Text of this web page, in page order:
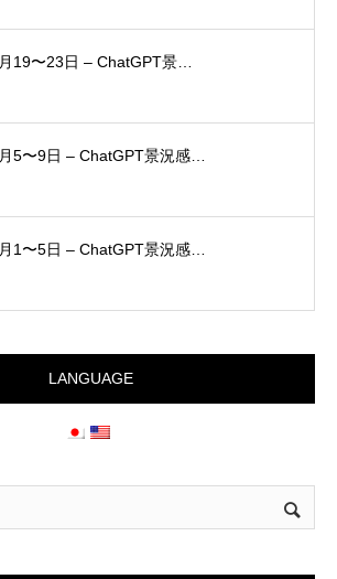
19〜23日 – ChatGPT景…
5〜9日 – ChatGPT景況感…
1〜5日 – ChatGPT景況感…
LANGUAGE